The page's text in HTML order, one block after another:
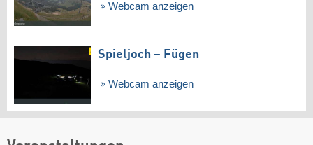
Webcam anzeigen
Spieljoch – Fügen
Webcam anzeigen